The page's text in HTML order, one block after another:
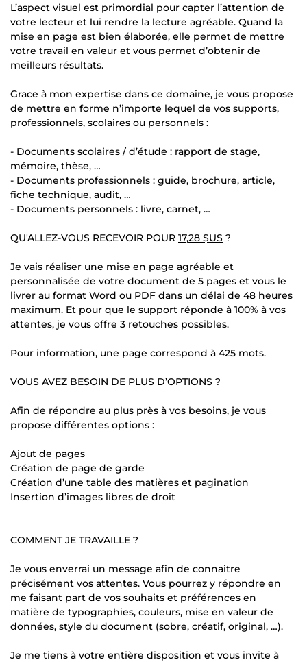
L’aspect visuel est primordial pour capter l’attention de
votre lecteur et lui rendre la lecture agréable. Quand la
mise en page est bien élaborée, elle permet de mettre
votre travail en valeur et vous permet d’obtenir de
meilleurs résultats.
Grace à mon expertise dans ce domaine, je vous propose
de mettre en forme n’importe lequel de vos supports,
professionnels, scolaires ou personnels :
- Documents scolaires / d’étude : rapport de stage,
mémoire, thèse, …
- Documents professionnels : guide, brochure, article,
fiche technique, audit, …
- Documents personnels : livre, carnet, …
QU'ALLEZ-VOUS RECEVOIR POUR 17,28 $US ?
Je vais réaliser une mise en page agréable et
personnalisée de votre document de 5 pages et vous le
livrer au format Word ou PDF dans un délai de 48 heures
maximum. Et pour que le support réponde à 100% à vos
attentes, je vous offre 3 retouches possibles.
Pour information, une page correspond à 425 mots.
VOUS AVEZ BESOIN DE PLUS D’OPTIONS ?
Afin de répondre au plus près à vos besoins, je vous
propose différentes options :
Ajout de pages
Création de page de garde
Création d’une table des matières et pagination
Insertion d’images libres de droit
COMMENT JE TRAVAILLE ?
Je vous enverrai un message afin de connaitre
précisément vos attentes. Vous pourrez y répondre en
me faisant part de vos souhaits et préférences en
matière de typographies, couleurs, mise en valeur de
données, style du document (sobre, créatif, original, …).
Je me tiens à votre entière disposition et vous invite à